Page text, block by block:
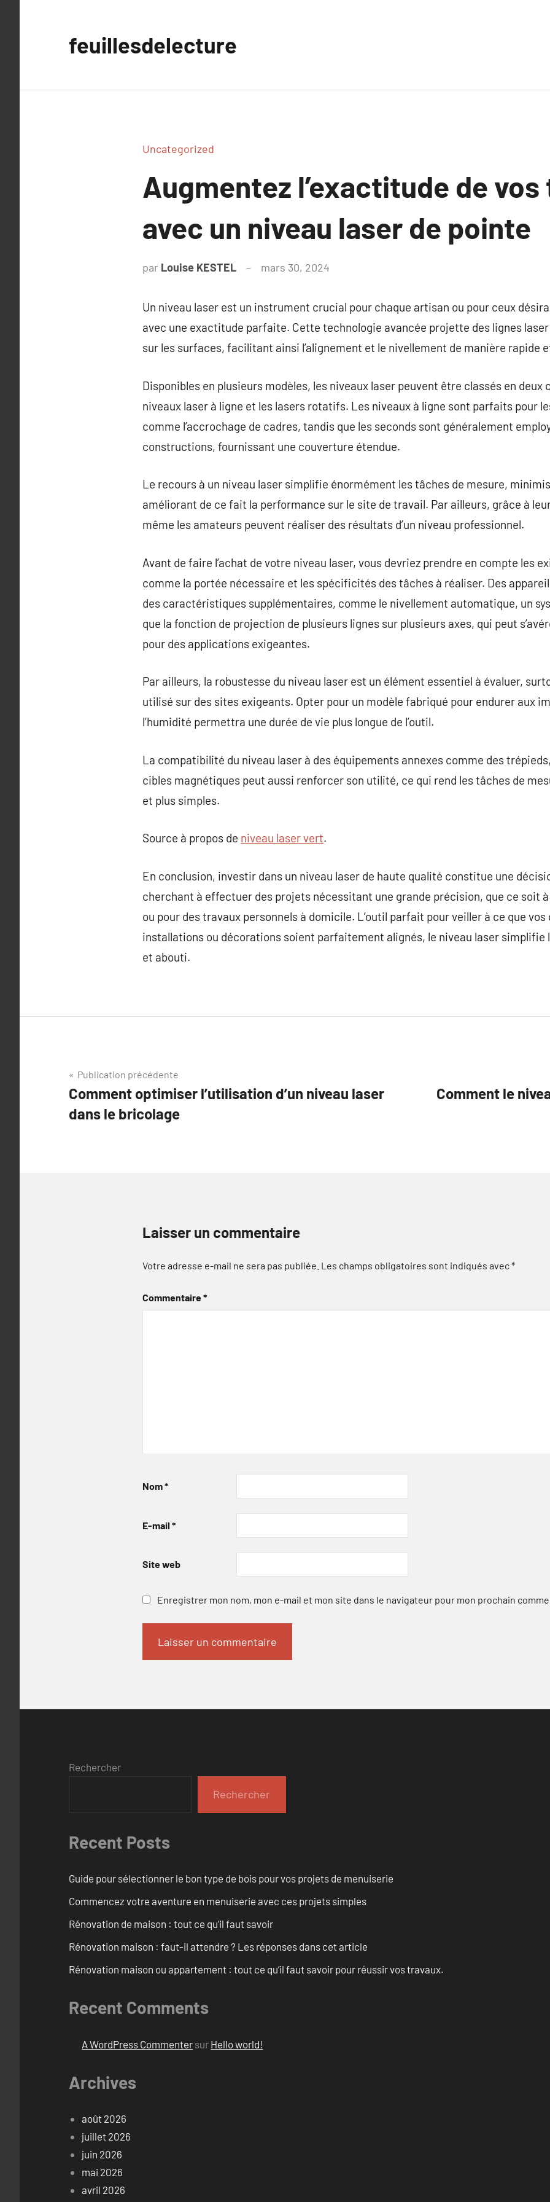
feuillesdelecture
Uncategorized
Augmentez l’exactitude de
avec un niveau laser de pointe
par Louise KESTEL mars 30, 2024
Un niveau laser est un instrument crucial pour chaque artisan ou pour ceux
avec une exactitude parfaite. Cette technologie avancée projette des lignes
sur les surfaces, facilitant ainsi l’alignement et le nivellement de manière rapide
Disponibles en plusieurs modèles, les niveaux laser peuvent être classés en
niveaux laser à ligne et les lasers rotatifs. Les niveaux à ligne sont parfaits pour
comme l’accrochage de cadres, tandis que les seconds sont généralement
constructions, fournissant une couverture étendue.
Le recours à un niveau laser simplifie énormément les tâches de mesure,
améliorant de ce fait la performance sur le site de travail. Par ailleurs, grâce à
même les amateurs peuvent réaliser des résultats d’un niveau professionnel.
Avant de faire l’achat de votre niveau laser, vous devriez prendre en compte les
comme la portée nécessaire et les spécificités des tâches à réaliser. Des
des caractéristiques supplémentaires, comme le nivellement automatique, un
que la fonction de projection de plusieurs lignes sur plusieurs axes, qui peut
pour des applications exigeantes.
Par ailleurs, la robustesse du niveau laser est un élément essentiel à évaluer,
utilisé sur des sites exigeants. Opter pour un modèle fabriqué pour endurer aux
l’humidité permettra une durée de vie plus longue de l’outil.
La compatibilité du niveau laser à des équipements annexes comme des
cibles magnétiques peut aussi renforcer son utilité, ce qui rend les tâches de
et plus simples.
Source à propos de niveau laser vert.
En conclusion, investir dans un niveau laser de haute qualité constitue une
cherchant à effectuer des projets nécessitant une grande précision, que ce soit
ou pour des travaux personnels à domicile. L’outil parfait pour veiller à ce que
installations ou décorations soient parfaitement alignés, le niveau laser simplifie
et abouti.
Navigation
de
l’article
Publication précédente
Comment optimiser l’utilisation d’un niveau laser
dans le bricolage
Comment le
Laisser un commentaire
Votre adresse e-mail ne sera pas publiée. Les champs obligatoires sont indiqués avec*
Commentaire*
Nom*
E-mail *
Site web
Enregistrer mon nom, mon e-mail et mon site dans le navigateur pour mon prochain
Rechercher
Rechercher
Recent Posts
Guide pour sélectionner le bon type de bois pour vos projets de menuiserie
Commencez votre aventure en menuiserie avec ces projets simples
Rénovation de maison : tout ce qu’il faut savoir
Rénovation maison : faut-il attendre ? Les réponses dans cet article
Rénovation maison ou appartement : tout ce qu’il faut savoir pour réussir vos travaux.
Recent Comments
A WordPress Commenter sur Hello world!
Archives
août 2026
juillet 2026
juin 2026
mai 2026
avril 2026